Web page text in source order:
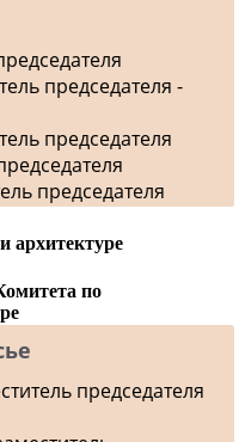
председателя -
председателя
председателя
архитектуре
по
председателя